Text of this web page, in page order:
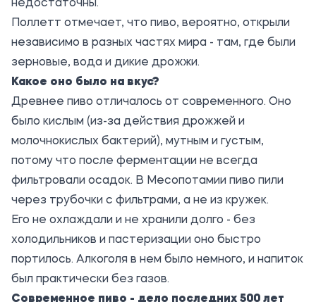
недостаточны.
Поллетт отмечает, что пиво, вероятно, открыли
независимо в разных частях мира - там, где были
зерновые, вода и дикие дрожжи.
Какое оно было на вкус?
Древнее пиво отличалось от современного. Оно
было кислым (из-за действия дрожжей и
молочнокислых бактерий), мутным и густым,
потому что после ферментации не всегда
фильтровали осадок. В Месопотамии пиво пили
через трубочки с фильтрами, а не из кружек.
Его не охлаждали и не хранили долго - без
холодильников и пастеризации оно быстро
портилось. Алкоголя в нем было немного, и напиток
был практически без газов.
Современное пиво - дело последних 500 лет